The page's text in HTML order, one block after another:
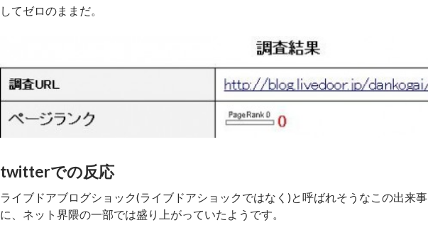
してゼロのままだ。
twitterでの反応
ライブドアブログショック(ライブドアショックではなく)と呼ばれそうなこの出来事
に、ネット界隈の一部では盛り上がっていたようです。